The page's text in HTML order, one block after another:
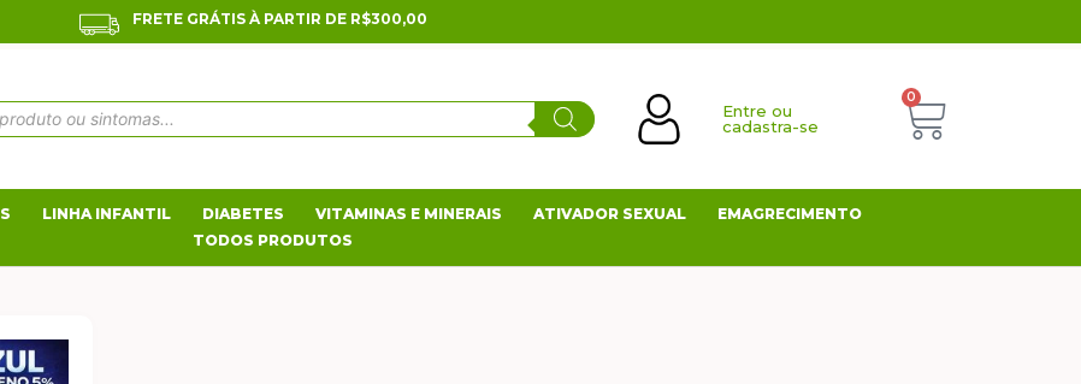
FRETE GRÁTIS À PARTIR DE R$300,00
Entre ou
cadastra-se
0
LINHA INFANTIL DIABETES VITAMINAS E MINERAIS ATIVADOR SEXUAL
EMAGRECIMENTO
TODOS PRODUTOS